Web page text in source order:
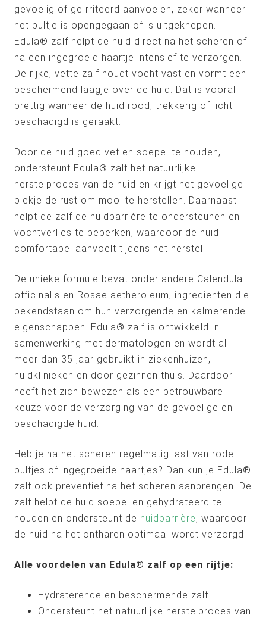
gevoelig of geïrriteerd aanvoelen, zeker wanneer
het bultje is opengegaan of is uitgeknepen.
Edula® zalf helpt de huid direct na het scheren of
na een ingegroeid haartje intensief te verzorgen.
De rijke, vette zalf houdt vocht vast en vormt een
beschermend laagje over de huid. Dat is vooral
prettig wanneer de huid rood, trekkerig of licht
beschadigd is geraakt.
Door de huid goed vet en soepel te houden,
ondersteunt Edula® zalf het natuurlijke
herstelproces van de huid en krijgt het gevoelige
plekje de rust om mooi te herstellen. Daarnaast
helpt de zalf de huidbarrière te ondersteunen en
vochtverlies te beperken, waardoor de huid
comfortabel aanvoelt tijdens het herstel.
De unieke formule bevat onder andere Calendula
officinalis en Rosae aetheroleum, ingrediënten die
bekendstaan om hun verzorgende en kalmerende
eigenschappen. Edula® zalf is ontwikkeld in
samenwerking met dermatologen en wordt al
meer dan 35 jaar gebruikt in ziekenhuizen,
huidklinieken en door gezinnen thuis. Daardoor
heeft het zich bewezen als een betrouwbare
keuze voor de verzorging van de gevoelige en
beschadigde huid.
Heb je na het scheren regelmatig last van rode
bultjes of ingegroeide haartjes? Dan kun je Edula®
zalf ook preventief na het scheren aanbrengen. De
zalf helpt de huid soepel en gehydrateerd te
houden en ondersteunt de huidbarrière, waardoor
de huid na het ontharen optimaal wordt verzorgd.
Alle voordelen van Edula® zalf op een rijtje:
Hydraterende en beschermende zalf
Ondersteunt het natuurlijke herstelproces van